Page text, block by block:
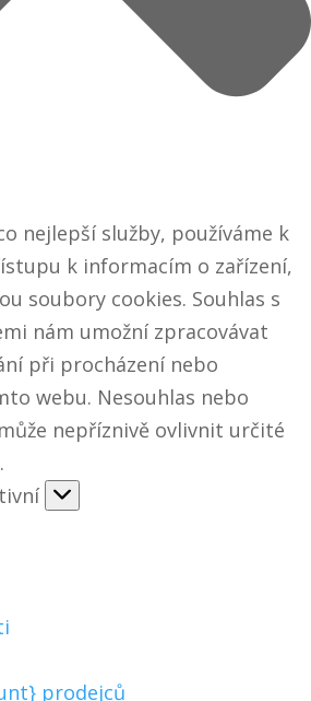
nejlepší služby, používáme k
k informacím o zařízení,
soubory cookies. Souhlas s
nám umožní zpracovávat
při procházení nebo
webu. Nesouhlas nebo
nepříznivě ovlivnit určité
prodejců